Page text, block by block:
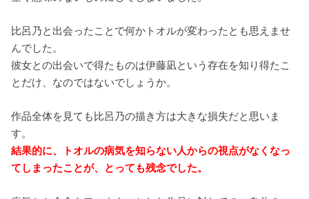
比呂乃と出会ったことで何かトオルが変わったとも思えませ
んでした。
彼女との出会いで得たものは伊藤凪という存在を知り得たこ
とだけ、なのではないでしょうか。
作品全体を見ても比呂乃の描き方は大きな損失だと思いま
す。
結果的に、トオルの病気を知らない人からの視点がなくなっ
てしまったことが、とっても残念でした。